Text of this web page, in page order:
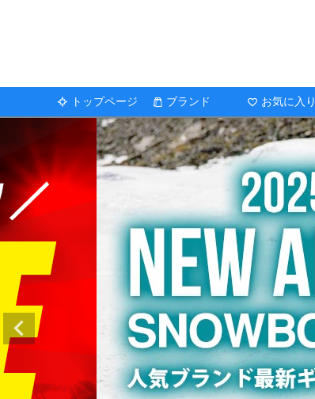
トップページ ブランド お気に入り